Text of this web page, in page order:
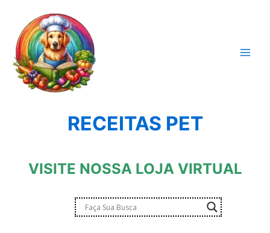
conteúdo
RECEITAS PET
VISITE NOSSA LOJA VIRTUAL